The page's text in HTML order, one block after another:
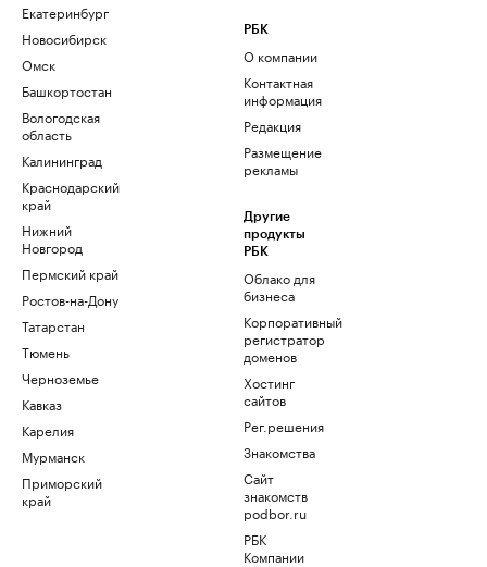
Екатеринбург
Новосибирск
Омск
Башкортостан
Вологодская
область
Калининград
Краснодарский
край
Нижний
Новгород
Пермский край
Ростов-на-Дону
Татарстан
Тюмень
Черноземье
Кавказ
Карелия
Мурманск
Приморский
край
РБК
О компании
Контактная
информация
Редакция
Размещение
рекламы
Другие
продукты
РБК
Облако для
бизнеса
Корпоративный
регистратор
доменов
Хостинг
сайтов
Рег.решения
Знакомства
Сайт
знакомств
podbor.ru
РБК
Компании